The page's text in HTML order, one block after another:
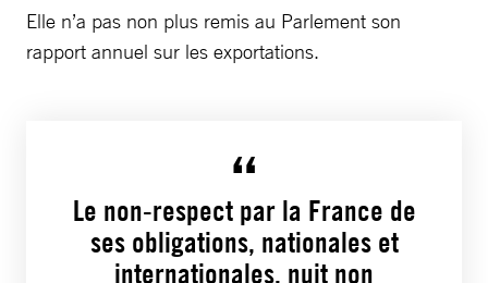
Elle n’a pas non plus remis au Parlement son
rapport annuel sur les exportations.
Le non-respect par la France de
ses obligations, nationales et
internationales, nuit non